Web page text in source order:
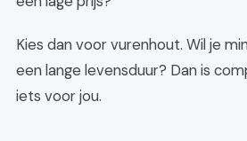
Kies dan voor vurenhout. Wil je
een lange levensduur? Dan is
iets voor jou.